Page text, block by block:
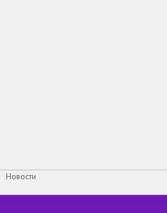
Новости